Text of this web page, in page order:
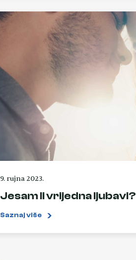
9. rujna 2023.
Jesam li vrijedna ljubavi?
Saznaj više